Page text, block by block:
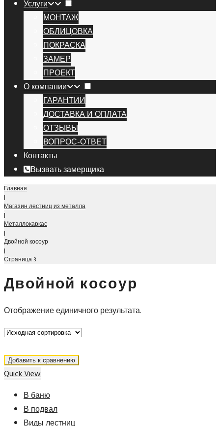
Услуги
МОНТАЖ
ОБЛИЦОВКА
ПОКРАСКА
ЗАМЕР
ПРОЕКТ
О компании
ГАРАНТИИ
ДОСТАВКА И ОПЛАТА
ОТЗЫВЫ
ВОПРОС-ОТВЕТ
Контакты
Вызвать замерщика
Главная
|
Магазин лестниц из металла
|
Металлокаркас
|
Двойной косоур
|
Страница 3
Двойной косоур
Отображение единичного результата.
Добавить к сравнению
Quick View
В баню
В подвал
Виды лестниц